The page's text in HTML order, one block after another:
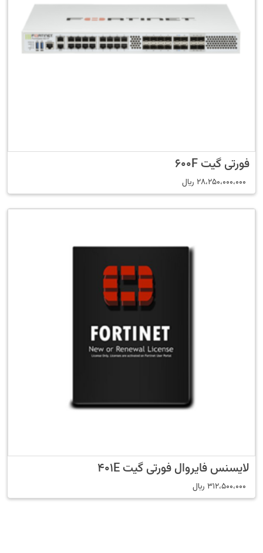
فورتی گیت 600F
28،250،000،000 ﷼
لایسنس فایروال فورتی گیت 401E
312،500،000 ﷼